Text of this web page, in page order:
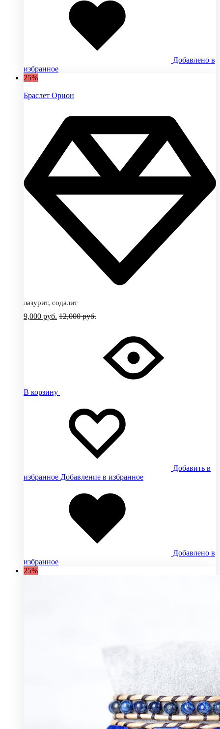
Добавлено в
избранное
25%
Браслет Орион
лазурит, содалит
9,000 руб. 12,000руб.
В корзину
Добавить в
избранное Добавление в избранное
Добавлено в
избранное
25%